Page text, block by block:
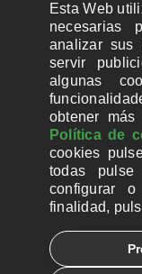
CONTÁCTANOS
Esta Web
necesarias
analizar sus
servir
algunas
obtener más
Política de
cookies
todas
configurar
finalidad,